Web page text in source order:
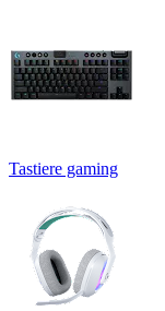
Tastiere gaming